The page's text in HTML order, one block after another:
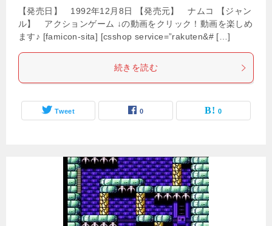
【発売日】 1992年12月8日 【発売元】 ナムコ 【ジャン
ル】 アクションゲーム ↓の動画をクリック！動画を楽しめ
ます♪ [famicon-sita] [csshop service=”rakuten&# […]
続きを読む
Tweet 0 0